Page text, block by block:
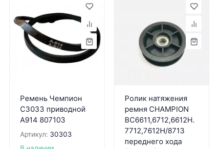
Ремень Чемпион
C3033 приводной
А914 807103
Артикул: 30303
Ролик натяжения
ремня CHAMPION
BC6611,6712,6612H.
7712,7612Н/8713
переднего хода